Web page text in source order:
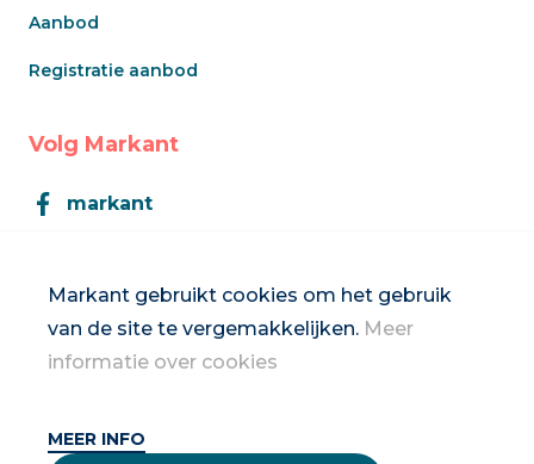
Markant gebruikt cookies om het gebruik
van de site te vergemakkelijken. Meer
informatie over cookies
MEER INFO
Aanbod
Registratie aanbod
Volg Markant
markant
Inschrijven op de nieuwsbrief